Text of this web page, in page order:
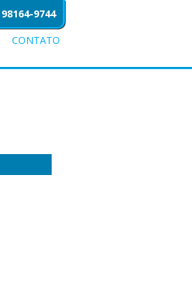
98164-9744
CONTATO